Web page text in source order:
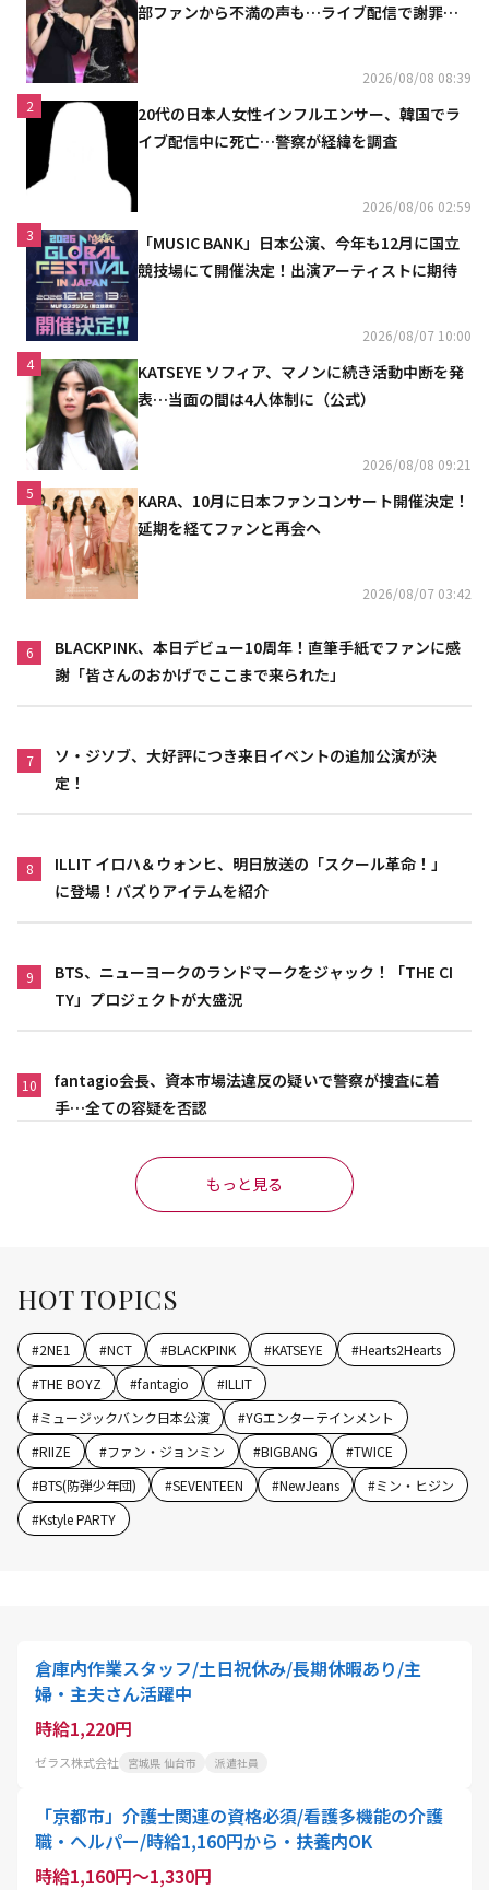
部ファンから不満の声も…ライブ配信で謝罪
2026/08/08 08:39
2
20代の日本人女性インフルエンサー、韓国でラ
イブ配信中に死亡…警察が経緯を調査
2026/08/06 02:59
3
「MUSIC BANK」日本公演、今年も12月に国立
競技場にて開催決定！出演アーティストに期待
2026/08/07 10:00
4
KATSEYE ソフィア、マノンに続き活動中断を発
表…当面の間は4人体制に（公式）
2026/08/08 09:21
5
KARA、10月に日本ファンコンサート開催決定！
延期を経てファンと再会へ
2026/08/07 03:42
6
BLACKPINK、本日デビュー10周年！直筆手紙でファンに感
謝「皆さんのおかげでここまで来られた」
7
ソ・ジソブ、大好評につき来日イベントの追加公演が決
定！
8
ILLIT イロハ＆ウォンヒ、明日放送の「スクール革命！」
に登場！バズりアイテムを紹介
9
BTS、ニューヨークのランドマークをジャック！「THE CI
TY」プロジェクトが大盛況
10
fantagio会長、資本市場法違反の疑いで警察が捜査に着
手…全ての容疑を否認
もっと見る
HOT TOPICS
#2NE1 #NCT #BLACKPINK #KATSEYE #Hearts2Hearts
#THE BOYZ #fantagio #ILLIT
#ミュージックバンク日本公演 #YGエンターテインメント
#RIIZE #ファン・ジョンミン #BIGBANG #TWICE
#BTS(防弾少年団) #SEVENTEEN #NewJeans #ミン・ヒジン
#Kstyle PARTY
倉庫内作業スタッフ/土日祝休み/長期休暇あり/主
婦・主夫さん活躍中
時給1,220円
ゼラス株式会社 宮城県 仙台市 派遣社員
「京都市」介護士関連の資格必須/看護多機能の介護
職・ヘルパー/時給1,160円から・扶養内OK
時給1,160円～1,330円